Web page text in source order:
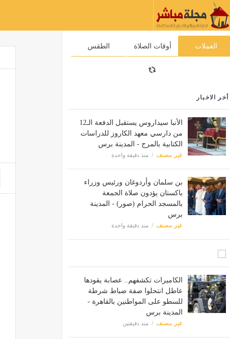
العملات أوقات الصلاة الطقس
أخر الاخبار
الأنبا سيداروس يستقبل الدفعة الـ12
من دارسي معهد الكاروز للدراسات
الكتابية بالمرج - المدينة برس
غير مصنف منذ دقيقة واحدة
بن سلمان وأردوغان ورئيس وزراء
باكستان يؤدون صلاة الجمعة
بالمسجد الحرام (صور) - المدينة
برس
غير مصنف منذ دقيقة واحدة
الكاميرات تكشفهم.. عصابة يقودها
عاطل انتحلوا صفة ضباط شرطة
للسطو على المواطنين بالقاهرة -
المدينة برس
غير مصنف منذ دقيقتين